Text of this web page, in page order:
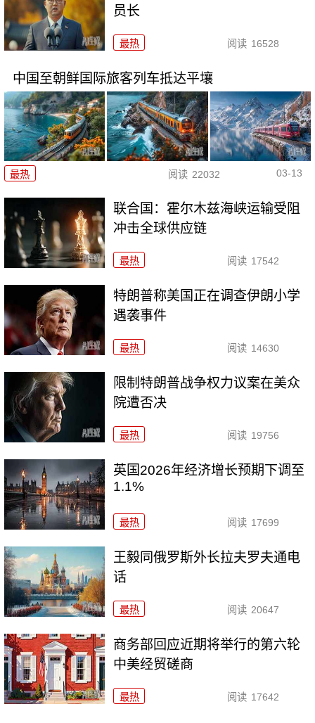
员长
最热 阅读 16528
中国至朝鲜国际旅客列车抵达平壤
最热 阅读 22032 03-13
联合国：霍尔木兹海峡运输受阻
冲击全球供应链
最热 阅读 17542
特朗普称美国正在调查伊朗小学
遇袭事件
最热 阅读 14630
限制特朗普战争权力议案在美众
院遭否决
最热 阅读 19756
英国2026年经济增长预期下调至
1.1%
最热 阅读 17699
王毅同俄罗斯外长拉夫罗夫通电
话
最热 阅读 20647
商务部回应近期将举行的第六轮
中美经贸磋商
最热 阅读 17642